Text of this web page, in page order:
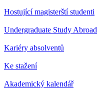
Hostující magisterští studenti
Undergraduate Study Abroad
Kariéry absolventů
Ke stažení
Akademický kalendář